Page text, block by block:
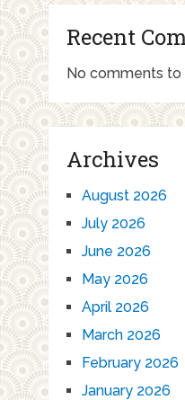
Recent
No comments to
Archives
August 2026
July 2026
June 2026
May 2026
April 2026
March 2026
February 2026
January 2026